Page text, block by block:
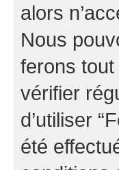
alors
Nous
ferons
vérifier
d’utiliser
été